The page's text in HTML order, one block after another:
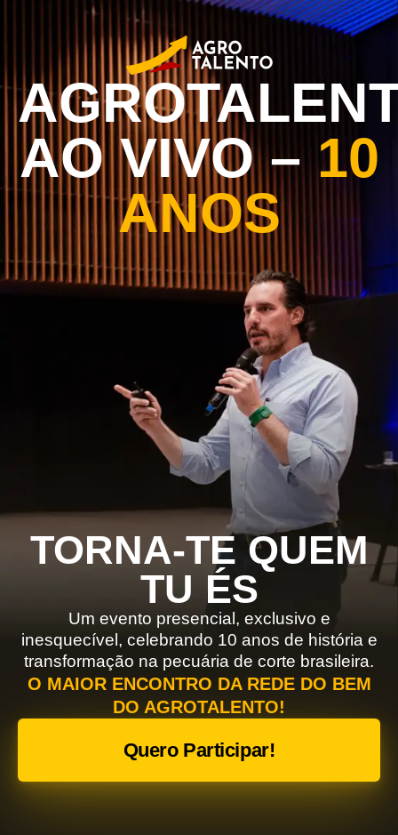
AO VIVO –10
ANOS
TORNA-TE QUEM
TU ÉS
Um evento presencial, exclusivo e
inesquecível, celebrando 10 anos de história e
transformação na pecuária de corte brasileira.
O MAIOR ENCONTRO DA REDE DO BEM
DO AGROTALENTO!
Quero Participar!